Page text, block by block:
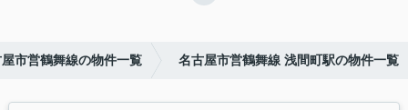
市営鶴舞線の物件一覧 名古屋市営鶴舞線 浅間町駅の物件一覧